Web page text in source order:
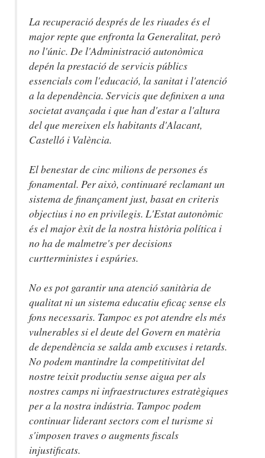
La recuperació després de les riuades és el
major repte que enfronta la Generalitat, però
no l'únic. De l'Administració autonòmica
depén la prestació de servicis públics
essencials com l'educació, la sanitat i l'atenció
a la dependència. Servicis que definixen a una
societat avançada i que han d'estar a l'altura
del que mereixen els habitants d'Alacant,
Castelló i València.
El benestar de cinc milions de persones és
fonamental. Per això, continuaré reclamant un
sistema de finançament just, basat en criteris
objectius i no en privilegis. L'Estat autonòmic
és el major èxit de la nostra història política i
no ha de malmetre's per decisions
curtterministes i espúries.
No es pot garantir una atenció sanitària de
qualitat ni un sistema educatiu eficaç sense els
fons necessaris. Tampoc es pot atendre els més
vulnerables si el deute del Govern en matèria
de dependència se salda amb excuses i retards.
No podem mantindre la competitivitat del
nostre teixit productiu sense aigua per als
nostres camps ni infraestructures estratègiques
per a la nostra indústria. Tampoc podem
continuar liderant sectors com el turisme si
s'imposen traves o augments fiscals
injustificats.